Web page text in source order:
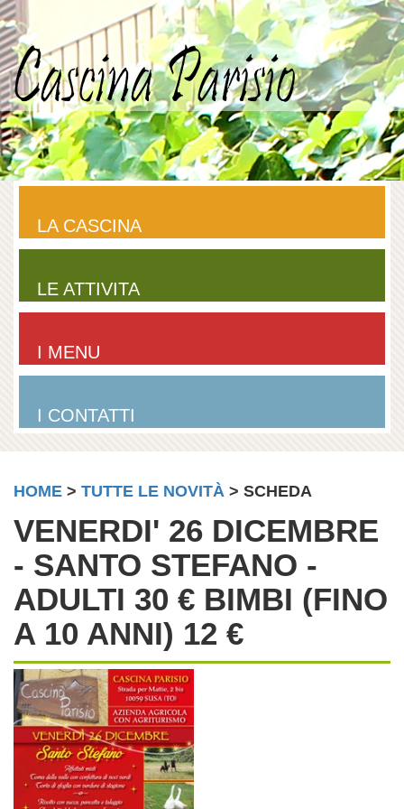
LA CASCINA
LE ATTIVITA
I MENU
I CONTATTI
HOME > TUTTE LE NOVITÀ > SCHEDA
VENERDI' 26 DICEMBRE
- SANTO STEFANO -
ADULTI 30 € BIMBI (FINO
A 10 ANNI) 12 €